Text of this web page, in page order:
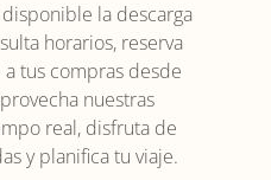
la descarga
horarios, reserva
tus compras desde
nuestras
real, disfruta de
y planifica tu viaje.